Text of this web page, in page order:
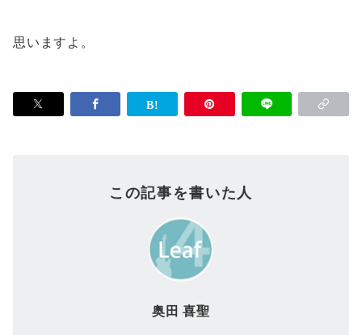
思いますよ。
この記事を書いた人
奥田 喜聖